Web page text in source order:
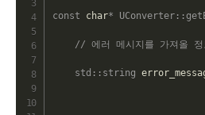
const char* UConverter::
// 에러 메시지를 가져올 정
std :: string